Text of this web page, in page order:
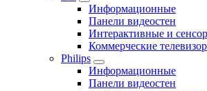
Информационные
Панели видеостен
Интерактивные и
Коммерческие
Philips
Информационные
Панели видеостен